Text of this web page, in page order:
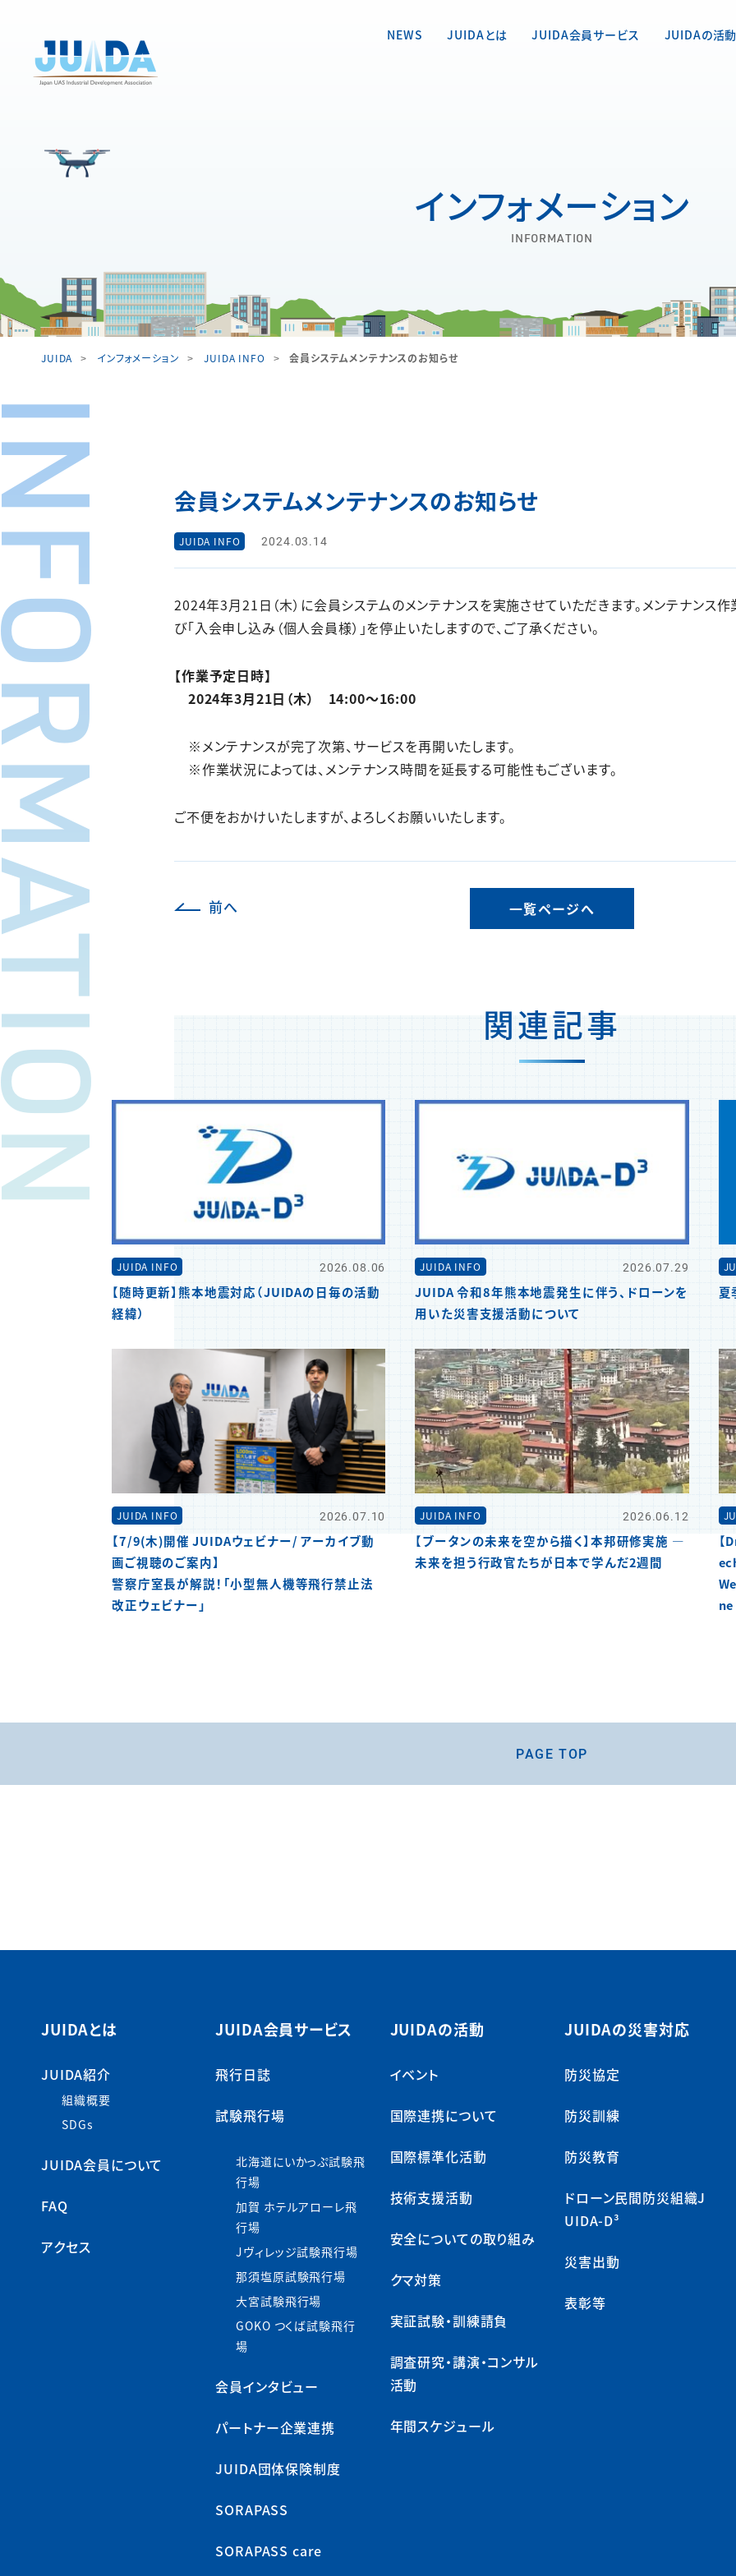
NEWS JUIDAとは JUIDA会員サービス JUIDAの活
インフォメーション
INFORMATION
JUIDA インフォメーション JUIDA INFO 会員システムメンテナンスのお知らせ
会員システムメンテナンスのお知らせ
JUIDA INFO 2024.03.14
2024年3月21日（木）に会員システムのメンテナンスを実施させていただきます。メンテナンス
び「入会申し込み（個人会員様）」を停止いたしますので、ご了承ください。
【作業予定日時】
2024年3月21日（木） 14:00〜16:00
※メンテナンスが完了次第、サービスを再開いたします。
※作業状況によっては、メンテナンス時間を延長する可能性もございます。
ご不便をおかけいたしますが、よろしくお願いいたします。
前へ 一覧ページへ
関連記事
JUIDA INFO 2026.08.06
【随時更新】熊本地震対応（JUIDAの日毎の活動
経緯）
JUIDA INFO 2026.07.29
JUIDA 令和8年熊本地震発生に伴う、ドローンを
用いた災害支援活動について
夏
JUIDA INFO 2026.07.10
【7/9(木)開催 JUIDAウェビナー/ アーカイブ動
画ご視聴のご案内】
警察庁室長が解説！「小型無人機等飛行禁止法
改正ウェビナー」
JUIDA INFO 2026.06.12
【ブータンの未来を空から描く】本邦研修実施 ―
未来を担う行政官たちが日本で学んだ2週間
PAGE TOP
JUIDAとは
JUIDA紹介
組織概要
SDGs
JUIDA会員について
FAQ
アクセス
JUIDA会員サービス
飛行日誌
試験飛行場
北海道にいかっぷ試験飛
行場
加賀 ホテルアローレ飛
行場
Jヴィレッジ試験飛行場
那須塩原試験飛行場
大宮試験飛行場
GOKO つくば試験飛行
場
会員インタビュー
パートナー企業連携
JUIDA団体保険制度
SORAPASS
SORAPASS care
JUIDAの活動
イベント
国際連携について
国際標準化活動
技術支援活動
安全についての取り組み
クマ対策
実証試験・訓練請負
調査研究・講演・コンサル
活動
年間スケジュール
JUIDAの災害対応
防災協定
防災訓練
防災教育
ドローン民間防災組織J
UIDA-D³
災害出動
表彰等